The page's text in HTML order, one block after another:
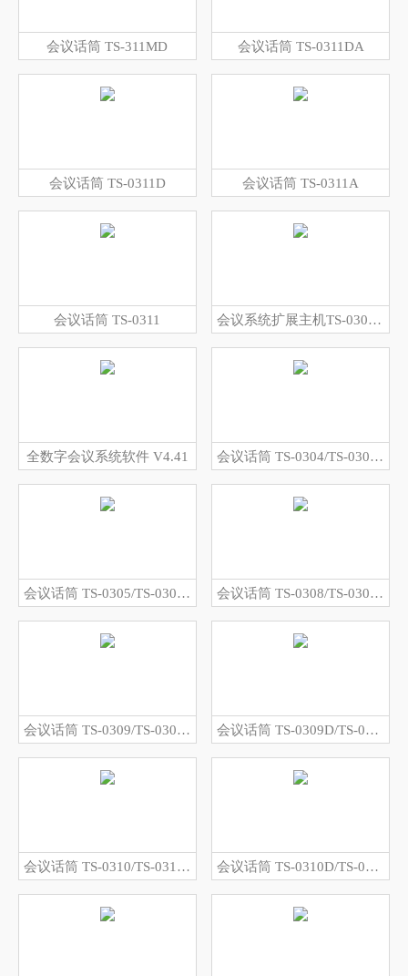
会议话筒 TS-311MD 会议话筒 TS-0311DA
会议话筒 TS-0311D 会议话筒 TS-0311A
会议话筒 TS-0311 会议系统扩展主机TS-0300ME
全数字会议系统软件 V4.41 会议话筒 TS-0304/TS-0304A
会议话筒 TS-0305/TS-0305A 会议话筒 TS-0308/TS-0308A
会议话筒 TS-0309/TS-0309A 会议话筒 TS-0309D/TS-0309DA
会议话筒 TS-0310/TS-0310A 会议话筒 TS-0310D/TS-0310DA